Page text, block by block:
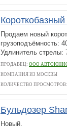
Продаем новый
грузоподъёмность:
Удлинитель стрелы:
ПРОДАВЕЦ: ООО
КОМПАНИЯ ИЗ МОСКВЫ
КОЛИЧЕСТВО ПРОСМОТРОВ:
Бульдозер
Новый.